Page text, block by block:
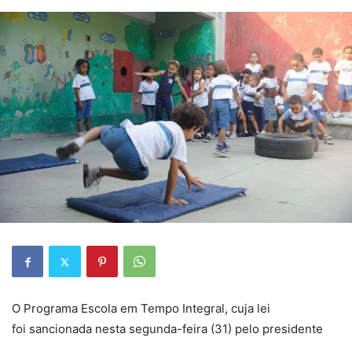
O Programa Escola em Tempo Integral, cuja lei
foi sancionada nesta segunda-feira (31) pelo presidente